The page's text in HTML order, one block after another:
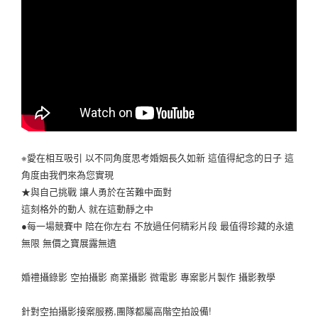
※愛在相互吸引 以不同角度思考婚姻長久如新 這值得紀念的日子 這
角度由我們來為您實現
★與自己挑戰 讓人勇於在苦難中面對
這刻格外的動人 就在這動靜之中
●每一場競賽中 陪在你左右 不放過任何精彩片段 最值得珍藏的永遠
無限 無價之寶展露無遺
婚禮攝錄影 空拍攝影 商業攝影 微電影 專案影片製作 攝影教學
針對空拍攝影接案服務,團隊都屬高階空拍設備!